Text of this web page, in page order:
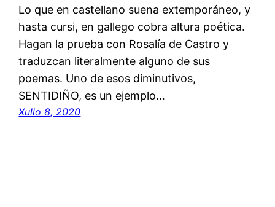
Lo que en castellano suena extemporáneo, y
hasta cursi, en gallego cobra altura poética.
Hagan la prueba con Rosalía de Castro y
traduzcan literalmente alguno de sus
poemas. Uno de esos diminutivos,
SENTIDIÑO, es un ejemplo…
Xullo 8, 2020